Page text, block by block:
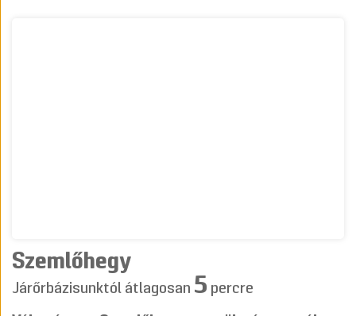
Szemlőhegy
Járőrbázisunktól átlagosan 5 percre